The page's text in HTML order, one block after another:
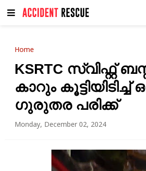
Home
KSRTC സ്വിഫ്റ്റ്
കാറും കൂട്ടിയിടിച്ച്
ഗുരുതര പരിക്ക്
Monday, December 02, 2024